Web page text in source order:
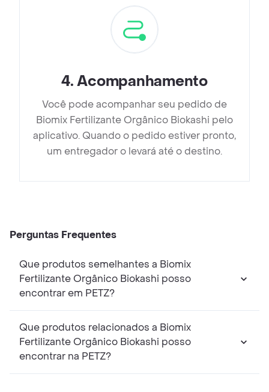
4.Acompanhamento
Você pode acompanhar seu pedido de
Biomix Fertilizante Orgânico Biokashi pelo
aplicativo. Quando o pedido estiver pronto,
um entregador o levará até o destino.
Perguntas Frequentes
Que produtos semelhantes a Biomix
Fertilizante Orgânico Biokashi posso
encontrar em PETZ?
Que produtos relacionados a Biomix
Fertilizante Orgânico Biokashi posso
encontrar na PETZ?